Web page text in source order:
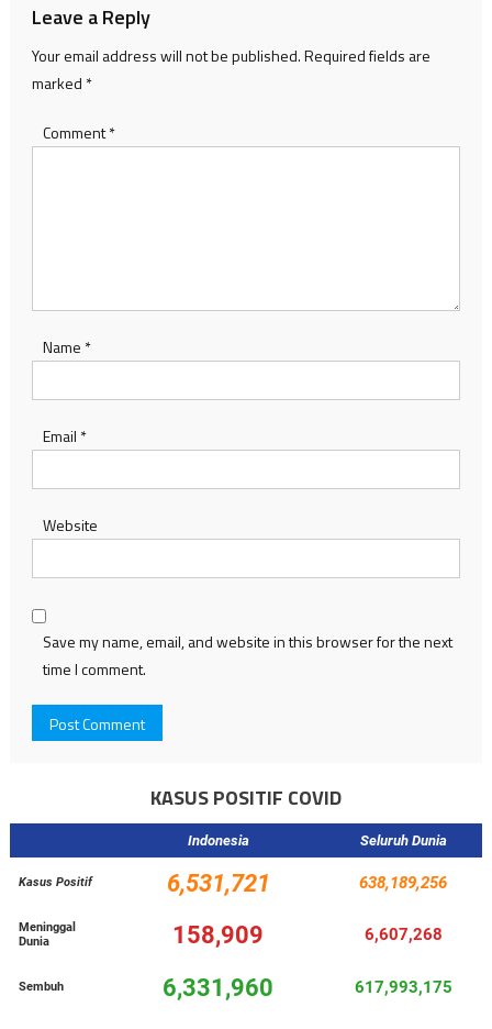
Leave a Reply
Your email address will not be published.Required fields are
marked *
Comment*
Name *
Email *
Website
Save my name, email, and website in this browser for the next
time I comment.
KASUS POSITIF COVID